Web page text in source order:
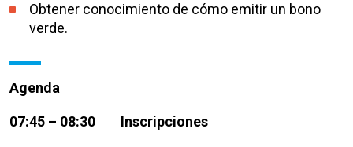
Obtener conocimiento de cómo emitir un bono
verde.
Agenda
07:45 – 08:30 Inscripciones